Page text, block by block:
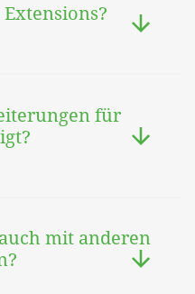
für
mit anderen